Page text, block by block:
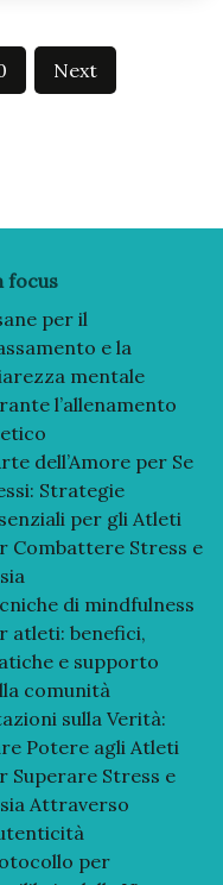
Next
focus
per il
e la
mentale
l’allenamento
dell’Amore per Se
Strategie
per gli Atleti
Combattere Stress e
di mindfulness
atleti: benefici,
e supporto
comunità
sulla Verità:
Potere agli Atleti
Superare Stress e
Attraverso
per